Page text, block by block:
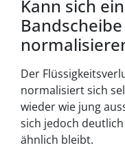
Kann sich
Der
normalisiert sich
wieder wie jung
sich jedoch
ähnlich bleibt.